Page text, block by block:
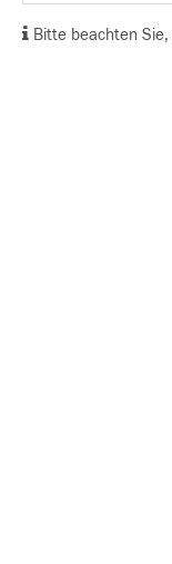
Bitte beachten